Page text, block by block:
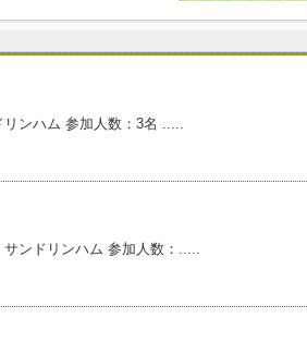
ンハム 参加人数：3名 .....
ンドリンハム 参加人数：.....